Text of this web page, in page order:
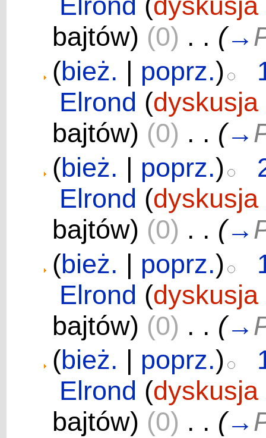
bajtów) (0) . . (→
(bież. | poprz.)
Elrond (dyskusja
bajtów) (0) . . (→
(bież. | poprz.)
Elrond (dyskusja
bajtów) (0) . . (→
(bież. | poprz.)
Elrond (dyskusja
bajtów) (0) . . (→
(bież. poprz.)
Elrond (dyskusja
bajtów) (0) . . (→